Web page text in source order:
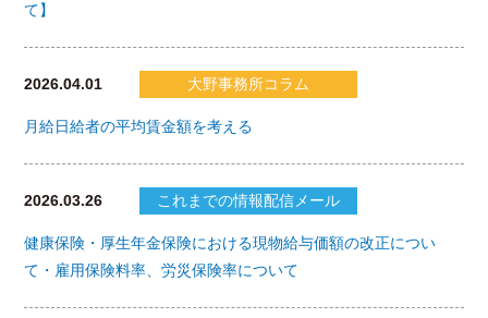
て】
2026.04.01 大野事務所コラム
月給日給者の平均賃金額を考える
2026.03.26 これまでの情報配信メール
健康保険・厚生年金保険における現物給与価額の改正につい
て・雇用保険料率、労災保険率について